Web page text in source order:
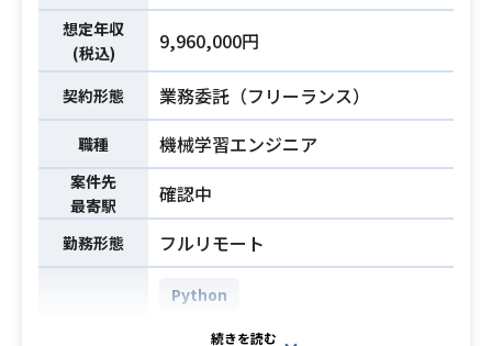
※詳細は面談時にお伝えします。
技術スタック
・フロントエンド: React/Next.js、C
hrome Extension
・バックエンド: TypeScript/Hono/
Drizzle、Python
・データベース: PostgreSQL、Qdra
nt（ベクトルDB）
・インフラ: AWS、Terraform
・CI/CD: GitHub Actions
・監視: Datadog
業務内容
下記の業務を担っていただく想定で
す。
・物流DXシステムである2つのプロ
ダクトの機能開発および運用業務
・Goを用いたWebアプリケーション
およびAPIの設計・開発
・Reactを用いたフロントエンドの
設計・開発
・GraphQLやProtocol Buffers等を
活用したサーバーサイドとフロント
エンドの連携実装
想定年収
(税込)
9,960,000円
契約形態 業務委託（フリーランス）
職種 機械学習エンジニア
案件先
最寄駅
確認中
勤務形態 フルリモート
Python
AWS (Amazon Web Services)